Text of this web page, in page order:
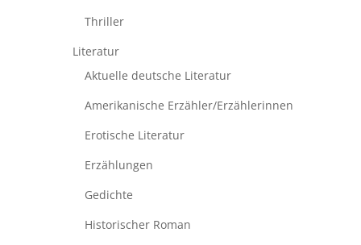
Thriller
Literatur
Aktuelle deutsche Literatur
Amerikanische Erzähler/Erzählerinnen
Erotische Literatur
Erzählungen
Gedichte
Historischer Roman